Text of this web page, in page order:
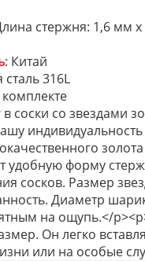
стержня: 1,6 мм
: Китай
316L
соски со звездами
удобную форму
сосков. Размер
Диаметр
на ощупь.</
Он легко
или на особые